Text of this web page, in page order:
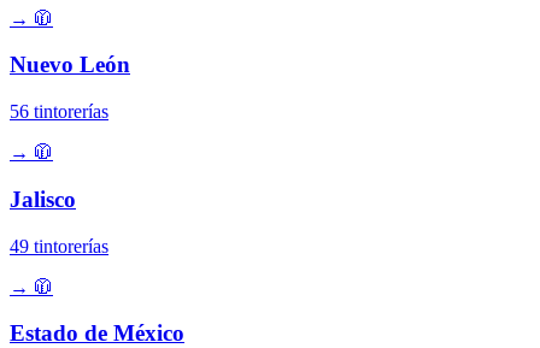
→ 🧥
Nuevo León
56 tintorerías
→ 🧥
Jalisco
49 tintorerías
→ 🧥
Estado de México